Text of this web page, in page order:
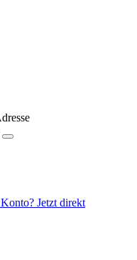
Jetzt direkt